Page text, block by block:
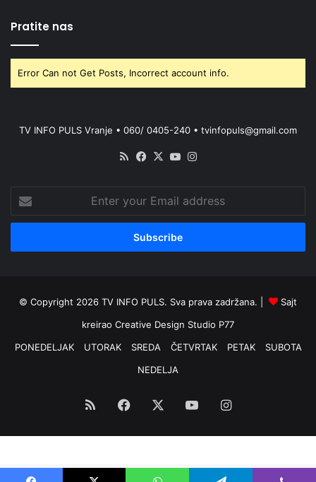
Pratite nas
Error Can not Get Posts, Incorrect account info.
TV INFO PULS Vranje • 060/ 0405-240 • tvinfopuls@gmail.com
RSS Facebook
X YouTube
your
Email
© Copyright 2026 TV INFO PULS. Sva prava zadržana. |
Sajt
kreirao Creative Design Studio P77
PONEDELJAK
UTORAK SREDA ČETVRTAK PETAK
SUBOTA
NEDELJA
RSS Facebook YouTubeInstagram
Optimized by Seraphinite Accelerator